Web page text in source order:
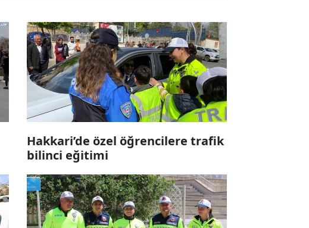
Hakkari’de özel öğrencilere trafik
bilinci eğitimi